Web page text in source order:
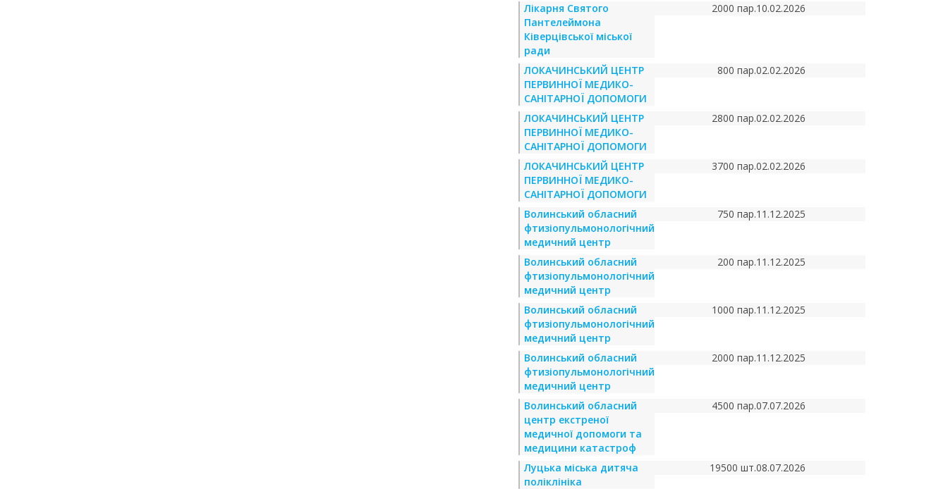
Лікарня Святого
Пантелеймона
Ківерцівської міської
ради
2000 пар.10.02.2026
ЛОКАЧИНСЬКИЙ ЦЕНТР
ПЕРВИННОЇ МЕДИКО-
САНІТАРНОЇ ДОПОМОГИ
800 пар.02.02.2026
ЛОКАЧИНСЬКИЙ ЦЕНТР
ПЕРВИННОЇ МЕДИКО-
САНІТАРНОЇ ДОПОМОГИ
2800 пар.02.02.2026
ЛОКАЧИНСЬКИЙ ЦЕНТР
ПЕРВИННОЇ МЕДИКО-
САНІТАРНОЇ ДОПОМОГИ
3700 пар.02.02.2026
Волинський обласний
фтизіопульмонологічний
медичний центр
750 пар.11.12.2025
Волинський обласний
фтизіопульмонологічний
медичний центр
200 пар.11.12.2025
Волинський обласний
фтизіопульмонологічний
медичний центр
1000 пар.11.12.2025
Волинський обласний
фтизіопульмонологічний
медичний центр
2000 пар.11.12.2025
Волинський обласний
центр екстреної
медичної допомоги та
медицини катастроф
4500 пар.07.07.2026
Луцька міська дитяча
поліклініка
19500 шт.08.07.2026